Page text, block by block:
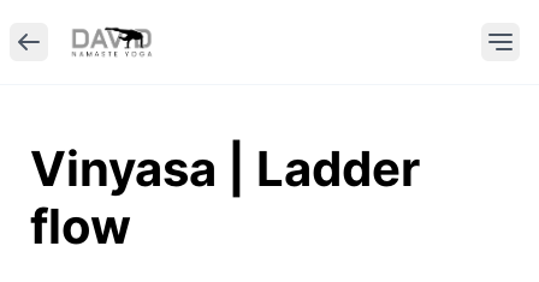
Vinyasa | Ladder
flow